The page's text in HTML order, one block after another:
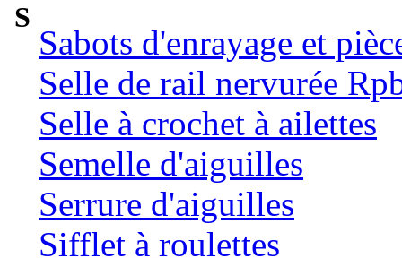
S
Sabots d'enrayage et
Selle de rail nervurée
Selle à crochet à ailettes
Semelle d'aiguilles
Serrure d'aiguilles
Sifflet à roulettes